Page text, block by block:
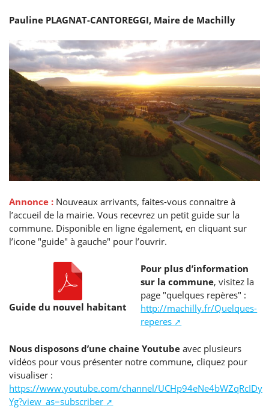
Pauline PLAGNAT-CANTOREGGI, Maire de Machilly
Annonce : Nouveaux arrivants, faites-vous connaitre à
l’accueil de la mairie. Vous recevrez un petit guide sur la
commune. Disponible en ligne également, en cliquant sur
l’icone "guide" à gauche" pour l’ouvrir.
Guide du nouvel habitant
Pour plus d’information
sur la commune, visitez la
page "quelques repères" :
http://machilly.fr/Quelques-
reperes
Nous disposons d’une chaine Youtube avec plusieurs
vidéos pour vous présenter notre commune, cliquez pour
visualiser :
https://www.youtube.com/channel/
Yg?view_as=subscriber